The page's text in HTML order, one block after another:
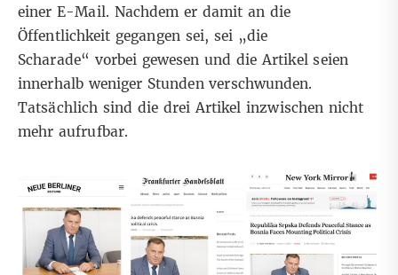
einer E-Mail. Nachdem er damit an die
Öffentlichkeit gegangen sei, sei „die
Scharade“ vorbei gewesen und die Artikel seien
innerhalb weniger Stunden verschwunden.
Tatsächlich sind die drei Artikel inzwischen nicht
mehr aufrufbar.